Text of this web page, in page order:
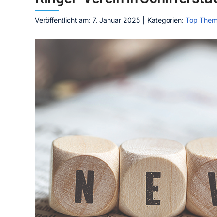
Veröffentlicht am: 7. Januar 2025 Kategorien: Top